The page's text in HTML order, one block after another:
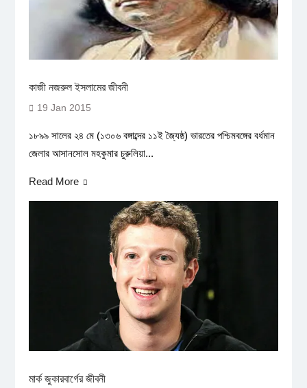
কাজী নজরুল ইসলামের জীবনী
19 Jan 2015
১৮৯৯ সালের ২৪ মে (১৩০৬ বঙ্গাব্দের ১১ই জ্যৈষ্ঠ) ভারতের পশ্চিমবঙ্গের বর্ধমান
জেলার আসানসোল মহকুমার চুরুলিয়া...
Read More
মার্ক জুকারবার্গের জীবনী